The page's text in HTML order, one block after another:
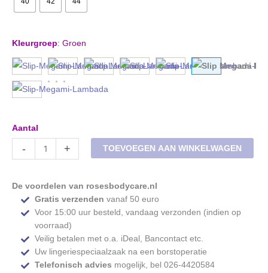
Kleurgroep: Groen
-
Megami
M7106
nikko
blue
+ TOEVOEGEN AAN WINKELWAGEN
De voordelen van rosesbodycare.nl
Gratis verzenden vanaf 50 euro
Voor 15:00 uur besteld, vandaag verzonden (indien op
voorraad)
Veilig betalen met o.a. iDeal, Bancontact etc.
Uw lingeriespeciaalzaak na een borstoperatie
Telefonisch advies mogelijk, bel 026-4420584